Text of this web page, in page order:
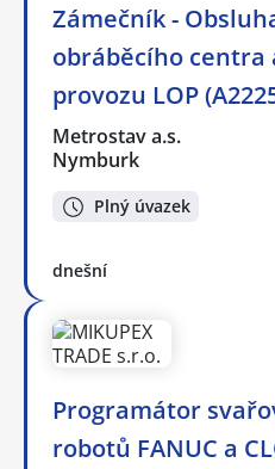
Zámečník -
obráběcího centra
provozu LOP
Metrostav a.s.
Nymburk
Plný úvazek
dnešní
Programátor
robotů FANUC a